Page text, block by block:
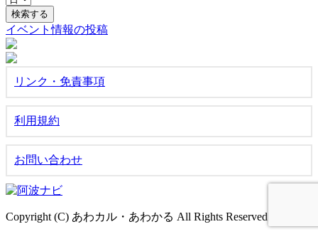
イベント情報の投稿
リンク・免責事項
利用規約
お問い合わせ
Copyright (C) あわカル・あわかる All Rights Reserved.